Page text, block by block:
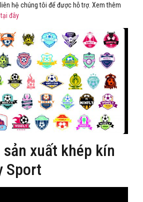
hệ chúng tôi để được hỗ trợ. Xem thêm
tại đây
xuất khép kín
Sport